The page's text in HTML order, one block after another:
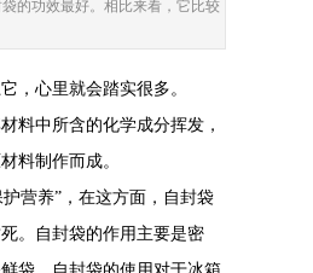
的功效最好。相比来看，它比较
，心里就会踏实很多。
中所含的化学成分挥发，
料制作而成。
营养”，在这方面，自封袋
。自封袋的作用主要是密